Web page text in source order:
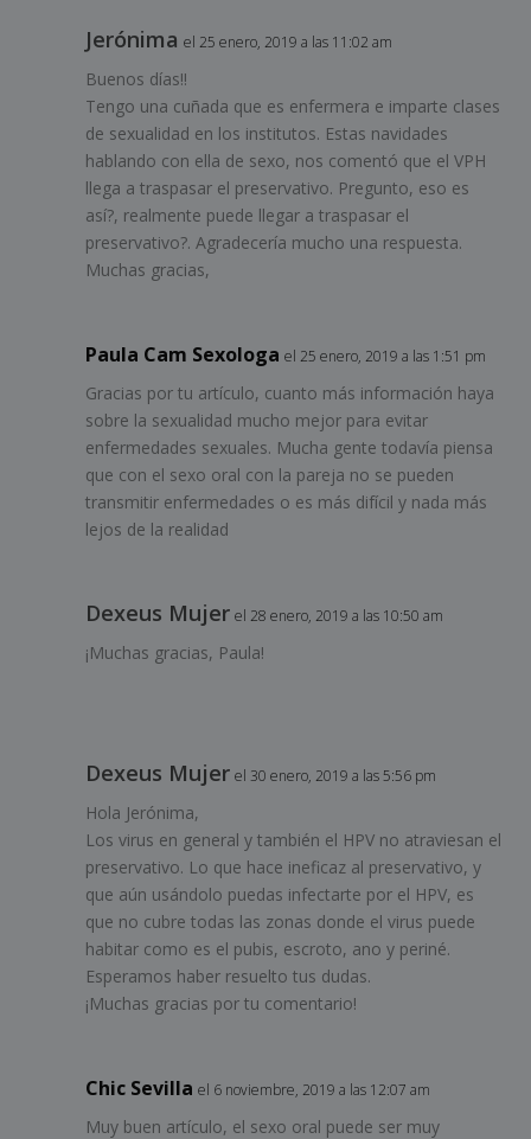
Jerónima el 25 enero, 2019 a las 11:02 am
Buenos días!!
Tengo una cuñada que es enfermera e imparte clases
de sexualidad en los institutos. Estas navidades
hablando con ella de sexo, nos comentó que el VPH
llega a traspasar el preservativo. Pregunto, eso es
así?, realmente puede llegar a traspasar el
preservativo?. Agradecería mucho una respuesta.
Muchas gracias,
Paula Cam Sexologa el 25 enero, 2019 a las 1:51 pm
Gracias por tu artículo, cuanto más información haya
sobre la sexualidad mucho mejor para evitar
enfermedades sexuales. Mucha gente todavía piensa
que con el sexo oral con la pareja no se pueden
transmitir enfermedades o es más difícil y nada más
lejos de la realidad
Dexeus Mujer el 28 enero, 2019 a las 10:50 am
¡Muchas gracias, Paula!
Dexeus Mujer el 30 enero, 2019 a las 5:56 pm
Hola Jerónima,
Los virus en general y también el HPV no atraviesan el
preservativo. Lo que hace ineficaz al preservativo, y
que aún usándolo puedas infectarte por el HPV, es
que no cubre todas las zonas donde el virus puede
habitar como es el pubis, escroto, ano y periné.
Esperamos haber resuelto tus dudas.
¡Muchas gracias por tu comentario!
Chic Sevilla el 6 noviembre, 2019 a las 12:07 am
Muy buen artículo, el sexo oral puede ser muy